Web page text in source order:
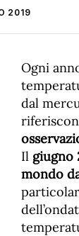
2019
Ogni
dal
Il giugno
mondo